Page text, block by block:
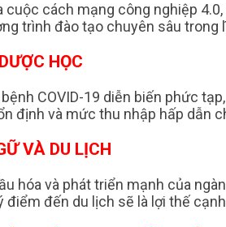
cuộc cách mạng công nghiệp
trình đào tạo chuyên sâu
HỌC
COVID-19 diễn biến phức
định và mức thu nhập hấp dẫn
VÀ DU LỊCH
hóa và phát triển mạnh của
điểm đến du lịch sẽ là lợi thế